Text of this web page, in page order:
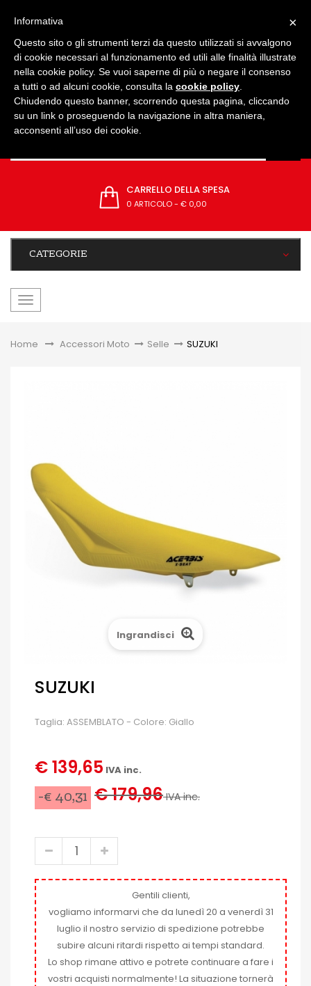
CARRELLO DELLA SPESA
0 ARTICOLO- € 0,00
CATEGORIE
navigazione
Home &gt;Accessori Moto > Selle > SUZUKI
Ingrandisci
SUZUKI
Taglia: ASSEMBLATO - Colore: Giallo
€ 139,65 IVA inc.
-€ 40,31 € 179,96IVA inc.
Gentili clienti,
vogliamo informarvi che da lunedì 20 a venerdì 31
luglio il nostro servizio di spedizione potrebbe
subire alcuni ritardi rispetto ai tempi standard.
Lo shop rimane attivo e potrete continuare a fare i
vostri acquisti normalmente! La situazione tornerà
×
Informativa
Questo sito o gli strumenti terzi da questo utilizzati si avvalgono
di cookie necessari al funzionamento ed utili alle finalità illustrate
nella cookie policy. Se vuoi saperne di più o negare il consenso
a tutti o ad alcuni cookie, consulta la cookie policy
Chiudendo questo banner, scorrendo questa pagina, cliccando
su un link o proseguendo la navigazione in altra maniera,
acconsenti all’uso dei cookie.